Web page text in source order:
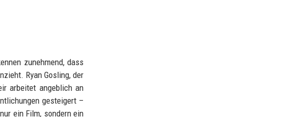
zunehmend, dass
Ryan Gosling, der
arbeitet angeblich an
gesteigert –
ein Film, sondern ein